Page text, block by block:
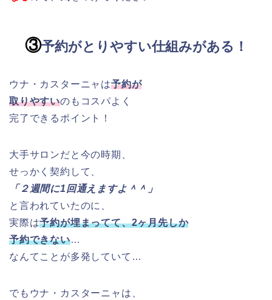
③予約がとりやすい仕組みがある！
ウナ・カスターニャは予約が
取りやすいのもコスパよく
完了できるポイント！
大手サロンだと今の時期、
せっかく契約して、
「２週間に1回通えますよ＾＾」
と言われていたのに、
実際は予約が埋まってて、2ヶ月先しか
予約できない…
なんてことが多発していて…
でもウナ・カスターニャは、